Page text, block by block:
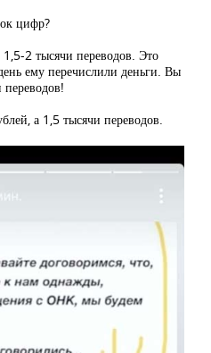
цифр?
2 тысячи переводов. Это
ему перечислили деньги. Вы
а 1,5 тысячи переводов.